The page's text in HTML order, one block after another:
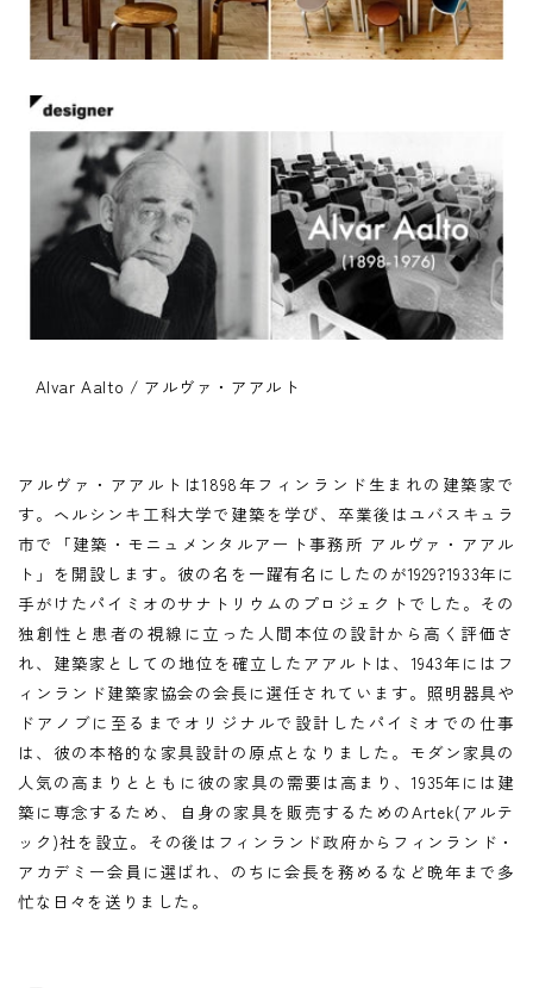
Alvar Aalto / アルヴァ・アアルト
アルヴァ・アアルトは1898年フィンランド生まれの建築家で
す。ヘルシンキ工科大学で建築を学び、卒業後はユバスキュラ
市で「建築・モニュメンタルアート事務所 アルヴァ・アアル
ト」を開設します。彼の名を一躍有名にしたのが1929?1933年に
手がけたパイミオのサナトリウムのプロジェクトでした。その
独創性と患者の視線に立った人間本位の設計から高く評価さ
れ、建築家としての地位を確立したアアルトは、1943年にはフ
ィンランド建築家協会の会長に選任されています。照明器具や
ドアノブに至るまでオリジナルで設計したパイミオでの仕事
は、彼の本格的な家具設計の原点となりました。モダン家具の
人気の高まりとともに彼の家具の需要は高まり、1935年には建
築に専念するため、自身の家具を販売するためのArtek(アルテ
ック)社を設立。その後はフィンランド政府からフィンランド・
アカデミー会員に選ばれ、のちに会長を務めるなど晩年まで多
忙な日々を送りました。